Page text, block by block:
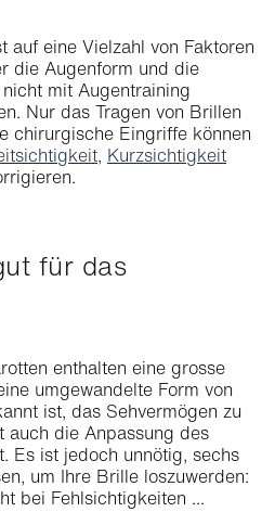
auf eine Vielzahl von Faktoren
die Augenform und die
mit Augentraining
Nur das Tragen von Brillen
chirurgische Eingriffe können
, Kurzsichtigkeit
enthalten eine grosse
umgewandelte Form von
ist, das Sehvermögen zu
auch die Anpassung des
Es ist jedoch unnötig, sechs
um Ihre Brille loszuwerden:
bei Fehlsichtigkeiten ...